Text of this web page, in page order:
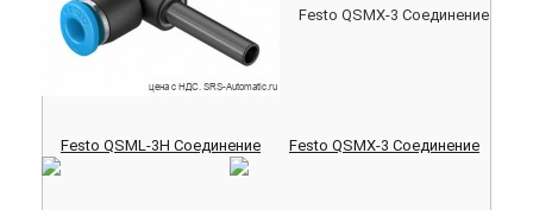
Festo QSML-3H Соединение Festo QSMX-3 Соединение